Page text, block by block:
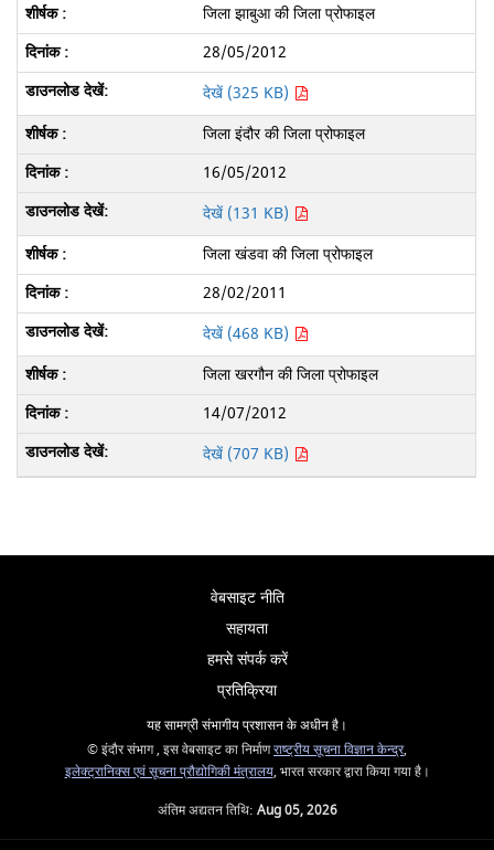
जिला झाबुआ की जिला प्रोफाइल
28/05/2012
देखें (325 KB)
जिला इंदौर की जिला प्रोफाइल
16/05/2012
देखें (131 KB)
जिला खंडवा की जिला प्रोफाइल
28/02/2011
देखें (468 KB)
जिला खरगौन की जिला प्रोफाइल
14/07/2012
देखें (707 KB)
वेबसाइट नीति
सहायता
हमसे संपर्क करें
प्रतिक्रिया
यह सामग्री संभागीय प्रशासन के अधीन है।
© इंदौर संभाग , इस वेबसाइट का निर्माणराष्ट्रीय सूचना विज्ञान केन्द्र,
इलेक्ट्रानिक्स एवं सूचना प्रौद्योगिकी मंत्रालय, भारत सरकार द्वारा किया गया है।
अंतिम अद्यतन तिथि: Aug 05, 2026